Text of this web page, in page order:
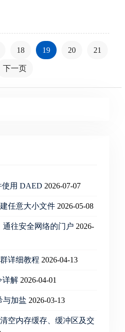
18 19 20 21
下一页
使用 DAED 2026-07-07
任意大小文件 2026-05-08
往安全网络的门户 2026-
群详细教程 2026-04-13
详解 2026-04-01
与加盐 2026-03-13
空内存缓存、缓冲区及交